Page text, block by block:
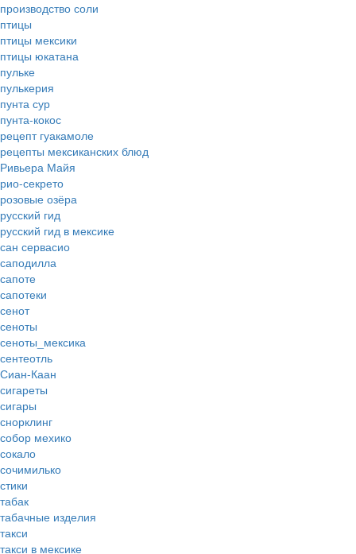
производство соли
птицы
птицы мексики
птицы юкатана
пульке
пулькерия
пунта сур
пунта-кокос
рецепт гуакамоле
рецепты мексиканских блюд
Ривьера Майя
рио-секрето
розовые озёра
русский гид
русский гид в мексике
сан сервасио
саподилла
сапоте
сапотеки
сенот
сеноты
сеноты_мексика
сентеотль
Сиан-Каан
сигареты
сигары
снорклинг
собор мехико
сокало
сочимилько
стики
табак
табачные изделия
такси
такси в мексике